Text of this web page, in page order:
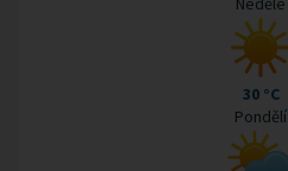
30 °C
Pondělí